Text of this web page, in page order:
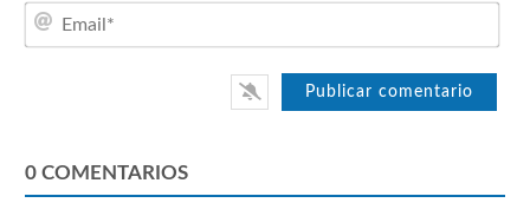
0 COMENTARIOS